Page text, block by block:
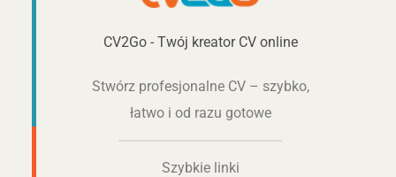
CV2Go - Twój kreator CV online
Stwórz profesjonalne CV – szybko,
łatwo i od razu gotowe
Szybkie linki